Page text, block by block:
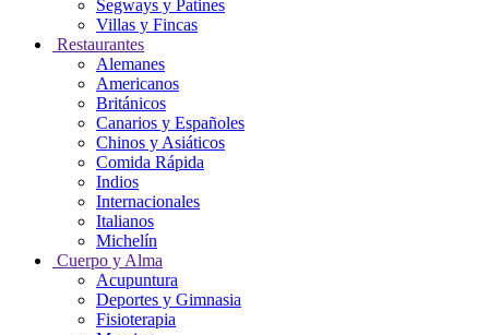
Segways y Patines
Villas y Fincas
Restaurantes
Alemanes
Americanos
Británicos
Canarios y Españoles
Chinos y Asiáticos
Comida Rápida
Indios
Internacionales
Italianos
Michelín
Cuerpo y Alma
Acupuntura
Deportes y Gimnasia
Fisioterapia